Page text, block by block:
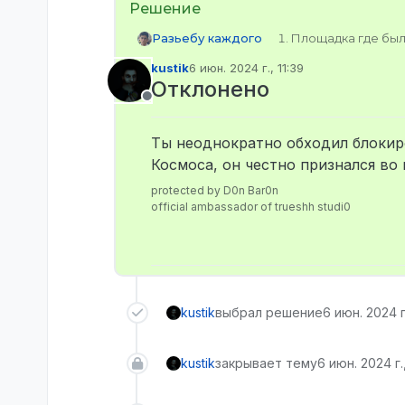
Разьебу каждого
Площадка где
Твои контакты
Причина для
следующих
Не в сети
kustik6 июн. 2024 г., 11:39
отредактировано
Отклонено
Ты неоднократно обходил
Космоса, он честно признался
protected by D0n Bar0n
official ambassador of trueshh studi0
kustikвыбрал решение6 июн. 2024
kustikзакрывает тему6 июн. 2024 г.,